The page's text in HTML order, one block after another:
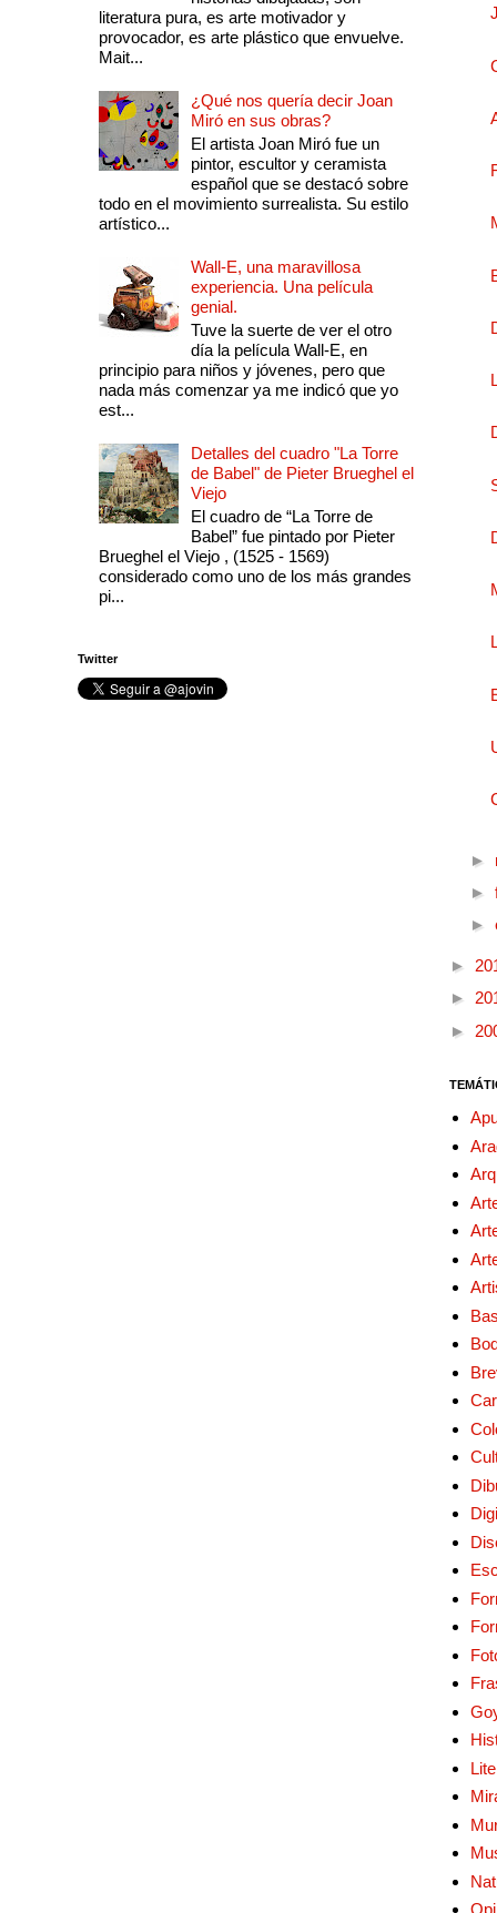
literatura pura, es arte motivador y
provocador, es arte plástico que envuelve.
Mait...
¿Qué nos quería decir Joan
Miró en sus obras?
El artista Joan Miró fue un
pintor, escultor y ceramista
español que se destacó sobre
todo en el movimiento surrealista. Su estilo
artístico...
Wall-E, una maravillosa
experiencia. Una película
genial.
Tuve la suerte de ver el otro
día la película Wall-E, en
principio para niños y jóvenes, pero que
nada más comenzar ya me indicó que yo
est...
Detalles del cuadro "La Torre
de Babel" de Pieter Brueghel el
Viejo
El cuadro de “La Torre de
Babel” fue pintado por Pieter
Brueghel el Viejo , (1525 - 1569)
considerado como uno de los más grandes
pi...
Twitter
►
►
►
►
►
►